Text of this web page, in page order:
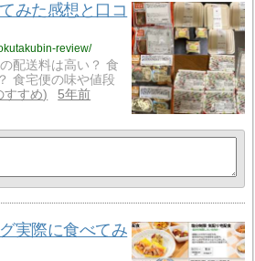
みた感想と口コ
review/
配送料は高い？ 食
食宅便の味や値段
すすめ
5年前
実際に食べてみ